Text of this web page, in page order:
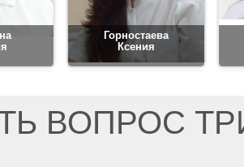
Горностаева
Ксения
ВОПРОС